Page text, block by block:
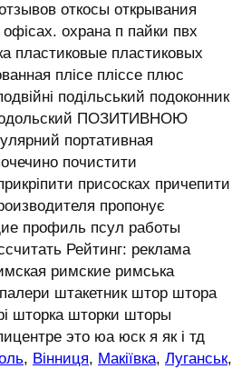
откосы открывания
охрана п пайки пвх
пластиковые пластиковых
плісе пліссе плюс
подільський подоконник
ПОЗИТИВНОЮ
портативная
почистити
присосках причепити
пропонує
профиль псул работы
Рейтинг: реклама
римские римська
штакетник штор штора
шторка шторки шторы
это юа юск я як і тд
, Вінниця, Макіївка, Луганськ,